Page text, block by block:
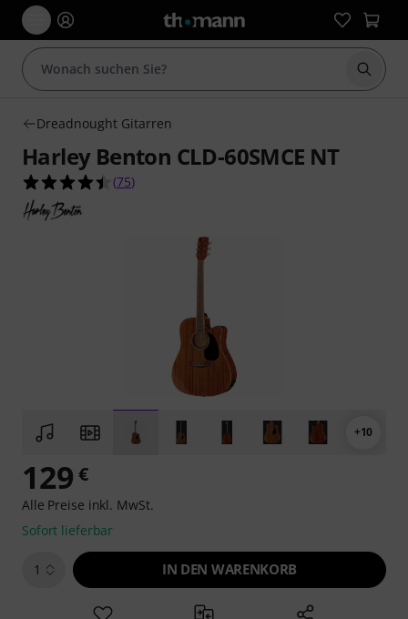
Suche
Dreadnought Gitarren
Harley Benton CLD-60SMCE NT
4.5 von 5 Sternen aus 75 Kundenbewertungen
(75)
+10
129 €
Alle Preise inkl. MwSt.
Sofort lieferbar
1 IN DEN WARENKORB